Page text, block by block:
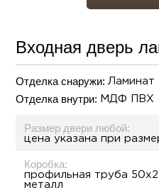
Входная дверь
Отделка снаружи:Ламинат
Отделка внутри: МДФ ПВХ
Размер двери любой:
цена указана при
Коробка:
профильная труба
металл